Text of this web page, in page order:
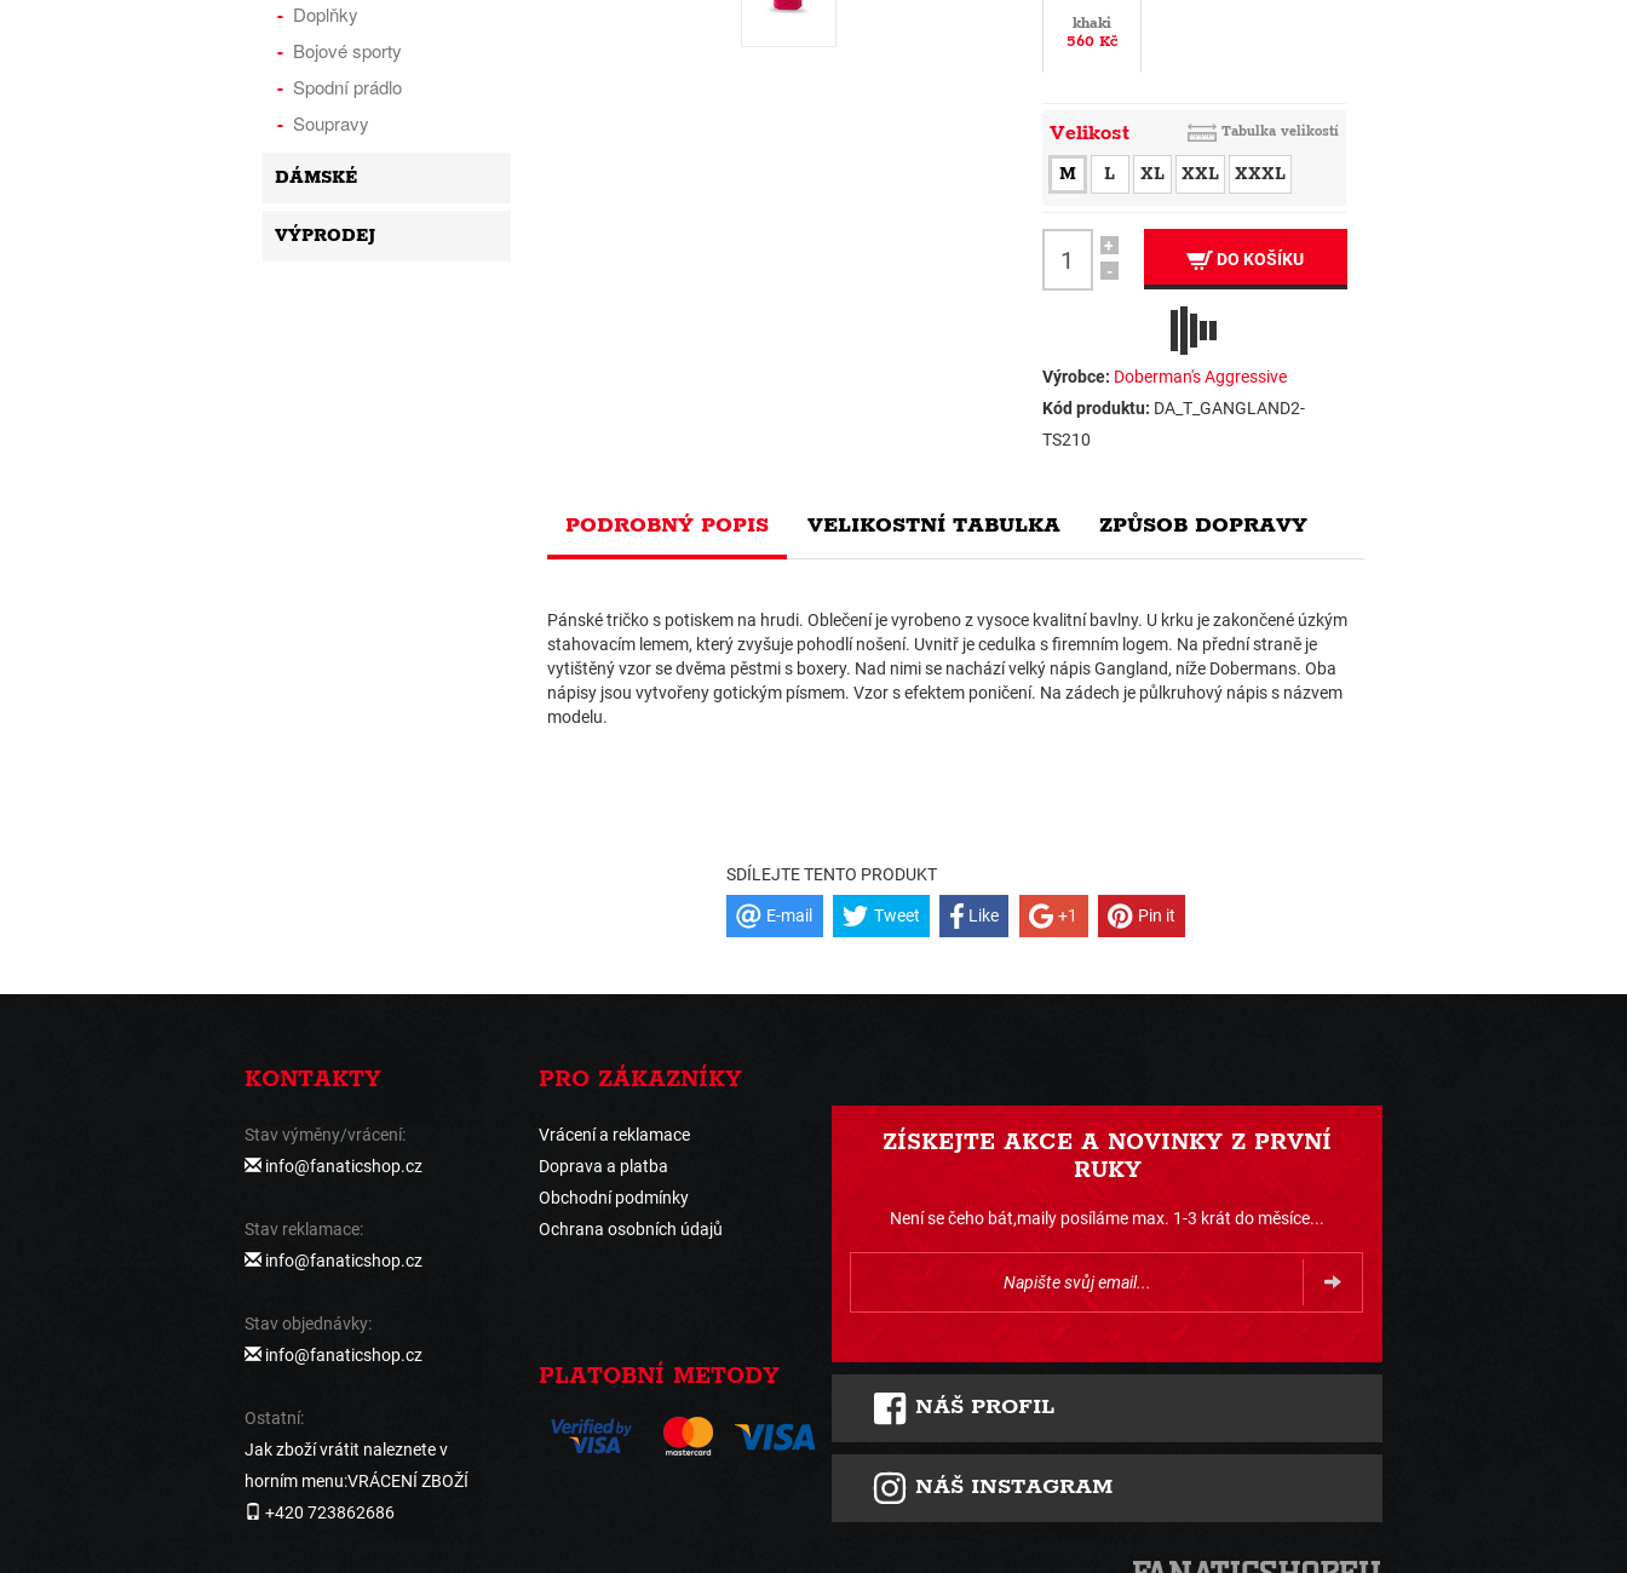
khaki
560 Kč
Velikost Tabulka velikostí
M L XL XXL XXXL
+
-
DO KOŠÍKU
Výrobce: Doberman's Aggressive
Kód produktu: DA_T_GANGLAND2-
TS210
PODROBNÝ POPIS VELIKOSTNÍ TABULKA ZPŮSOB DOPRAVY
Pánské tričko s potiskem na hrudi. Oblečení je vyrobeno z vysoce kvalitní bavlny. U krku je zakončené úzkým
stahovacím lemem, který zvyšuje pohodlí nošení. Uvnitř je cedulka s firemním logem. Na přední straně je
vytištěný vzor se dvěma pěstmi s boxery. Nad nimi se nachází velký nápis Gangland, níže Dobermans. Oba
nápisy jsou vytvořeny gotickým písmem. Vzor s efektem poničení. Na zádech je půlkruhový nápis s názvem
modelu.
SDÍLEJTE TENTO PRODUKT
E-mail Tweet Like +1 Pin it
Doplňky
Bojové sporty
Spodní prádlo
Soupravy
DÁMSKÉ
VÝPRODEJ
KONTAKTY
Stav výměny/vrácení:
info@fanaticshop.cz
Stav reklamace:
info@fanaticshop.cz
Stav objednávky:
info@fanaticshop.cz
Ostatní:
Jak zboží vrátit naleznete v
horním menu:VRÁCENÍ ZBOŽÍ
+420 723862686
PRO ZÁKAZNÍKY
Vrácení a reklamace
Doprava a platba
Obchodní podmínky
Ochrana osobních údajů
PLATOBNÍ METODY
ZÍSKEJTE AKCE A NOVINKY Z PRVNÍ
RUKY
Není se čeho bát,maily posíláme max. 1-3 krát do měsíce...
NÁŠ PROFIL
NÁŠ INSTAGRAM